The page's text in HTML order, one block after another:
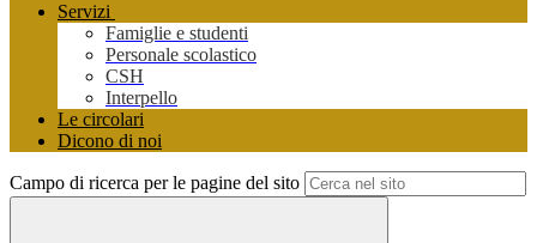
Servizi
Famiglie e studenti
Personale scolastico
CSH
Interpello
Le circolari
Dicono di noi
Campo di ricerca per le pagine del sito